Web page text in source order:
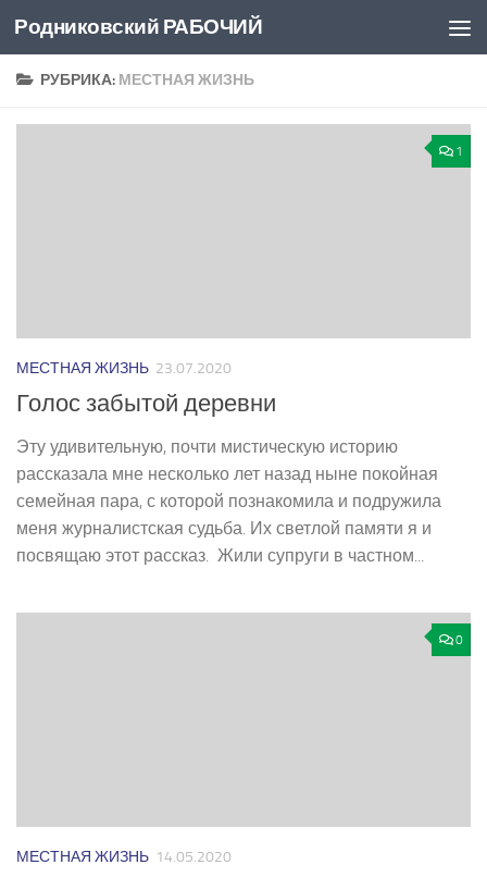
Перейти к содержимому
Родниковский РАБОЧИЙ
РУБРИКА: МЕСТНАЯ ЖИЗНЬ
1
МЕСТНАЯ ЖИЗНЬ 23.07.2020
Голос забытой деревни
Эту удивительную, почти мистическую историю
рассказала мне несколько лет назад ныне покойная
семейная пара, с которой познакомила и подружила
меня журналистская судьба. Их светлой памяти я и
посвящаю этот рассказ. Жили супруги в частном...
0
МЕСТНАЯ ЖИЗНЬ 14.05.2020